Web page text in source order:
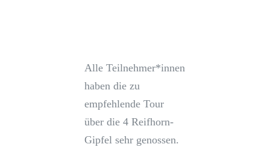
Alle Teilnehmer*innen
haben die zu
empfehlende Tour
über die 4 Reifhorn-
Gipfel sehr genossen.